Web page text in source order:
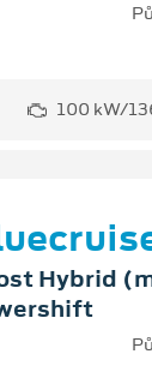
100 kW/
Hybrid